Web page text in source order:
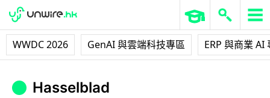
WWDC 2026 GenAI 與雲端科技專區 ERP 與商業 AI
Hasselblad